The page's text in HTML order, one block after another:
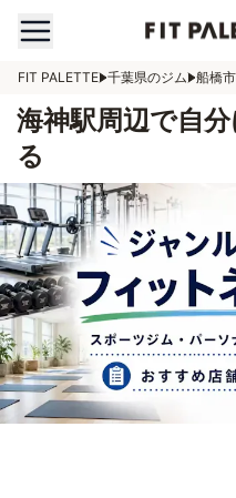
FIT PALETTE 千葉県のジム 船橋
海神駅周辺で自
る